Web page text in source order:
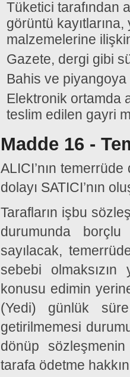
Tüketici tarafından
görüntü
malzemelerine
Gazete, dergi gibi
Bahis ve
Elektronik ortamda
teslim edilen gayri
Madde 16 -
ALICI’nın
dolayı SATICI’nın
Tarafların işbu
durumunda
sayılacak,
sebebi
konusu edimin
(Yedi) günlük
getirilmemesi
dönüp
tarafa ödetme